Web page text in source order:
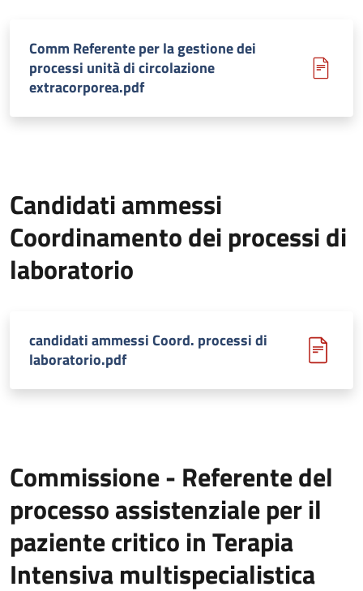
Comm Referente per la gestione dei
processi unità di circolazione
extracorporea.pdf
Candidati ammessi
Coordinamento dei processi di
laboratorio
candidati ammessi Coord. processi di
laboratorio.pdf
Commissione - Referente del
processo assistenziale per il
paziente critico in Terapia
Intensiva multispecialistica